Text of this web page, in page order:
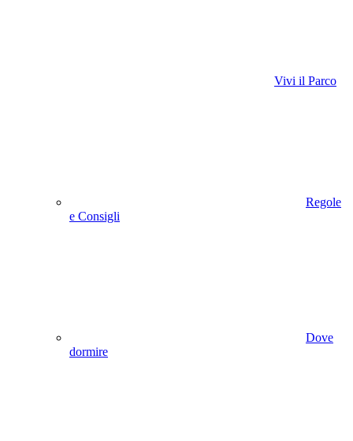
Vivi il Parco
Regole
e Consigli
Dove
dormire